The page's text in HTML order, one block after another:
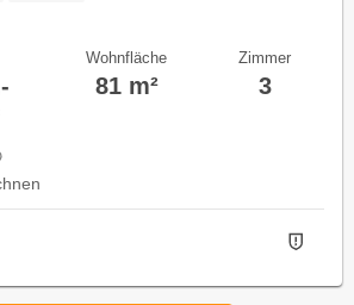
Wohnfläche
81 m²
Zimmer
3